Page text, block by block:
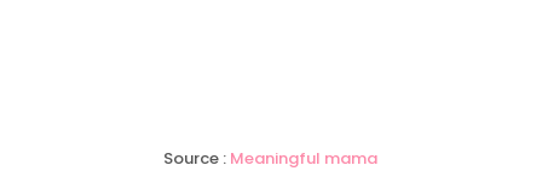
Source : Meaningful mama